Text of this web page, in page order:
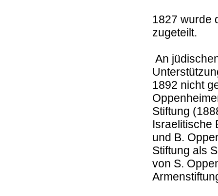
1827 wurde
zugeteilt.
An
1892 nicht
Stiftung
Israelitische
und B.
Stiftung als
von S.